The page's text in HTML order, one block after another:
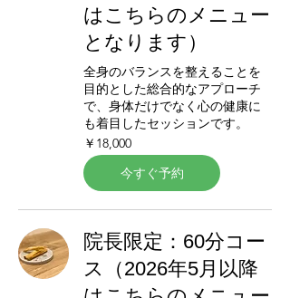
はこちらのメニュー
となります）
全身のバランスを整えることを
目的とした総合的なアプローチ
で、身体だけでなく心の健康に
も着目したセッションです。
18,000
円
￥18,000
今すぐ予約
院長限定：60分コー
ス（2026年5月以降